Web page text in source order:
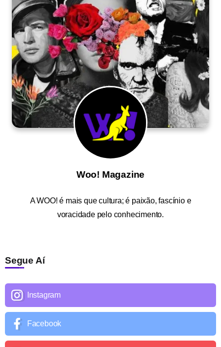
Woo! Magazine
AWOO! é mais que cultura; é paixão, fascínio e
voracidade pelo conhecimento.
Segue Aí
Instagram
Facebook